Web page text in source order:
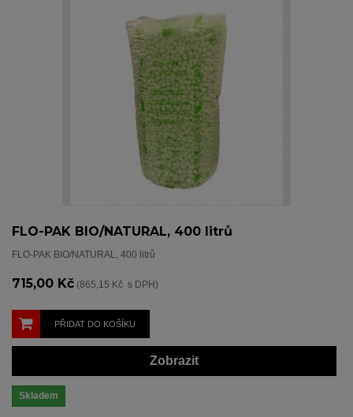
FLO-PAK BIO/NATURAL, 400 litrů
FLO-PAK BIO/NATURAL, 400 litrů
715,00 Kč (865,15 Kč s DPH)
PŘIDAT DO KOŠÍKU
Zobrazit
Skladem